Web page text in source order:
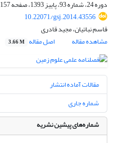
دوره 24، شماره 93، پاییز 1393، صفحه
157-170
10.22071/gsj.2014.43556
قاسم نباتیان، مجید قادری
مشاهده مقاله
اصل مقاله 3.66 M
مقالات آماده انتشار
شماره جاری
شماره‌های پیشین نشریه